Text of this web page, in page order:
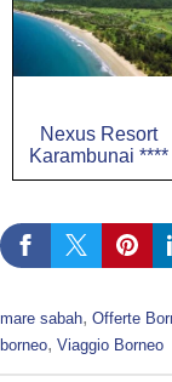
Nexus Resort
Karambunai ****
mare sabah, Offerte
borneo, Viaggio Borneo